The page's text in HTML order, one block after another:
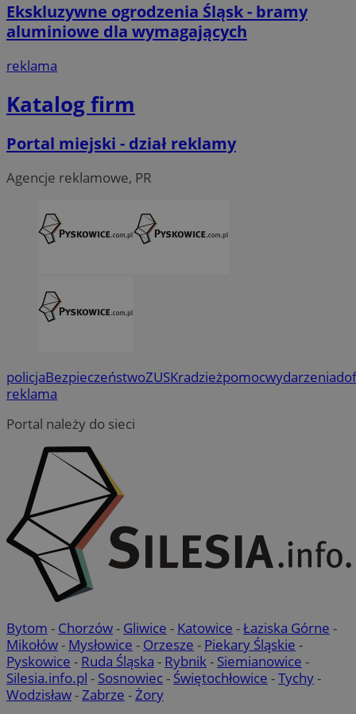
Ekskluzywne ogrodzenia Śląsk - bramy
aluminiowe dla wymagających
reklama
Katalog firm
Portal miejski - dział reklamy
Agencje reklamowe, PR
policjaBezpieczeństwoZUSKradzieżpomocwydarzenia
reklama
Portal należy do sieci
Bytom - Chorzów- Gliwice - Katowice -Łaziska Górne -
Mikołów- Mysłowice - Orzesze - Piekary Śląskie -
Pyskowice - Ruda Śląska - Rybnik - Siemianowice -
Silesia.info.pl - Sosnowiec- Świętochłowice -Tychy-
Wodzisław- Zabrze - Żory